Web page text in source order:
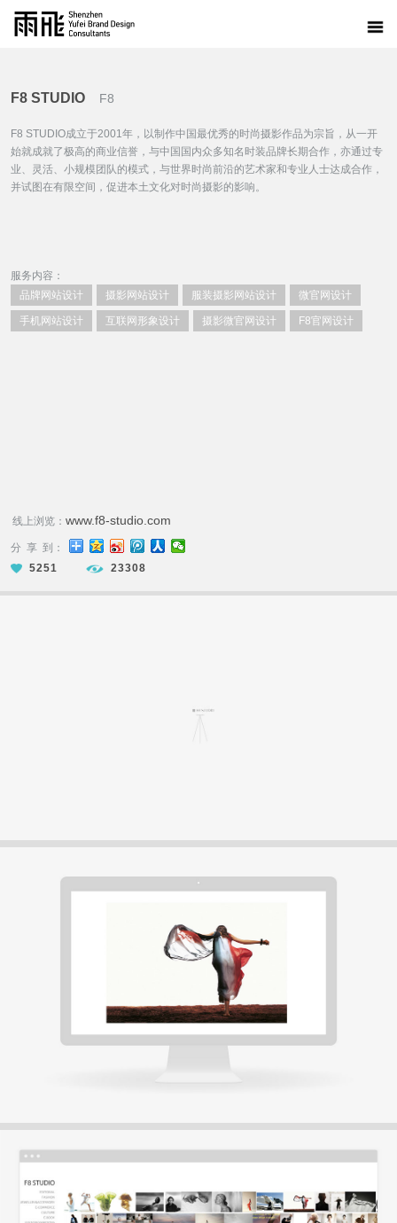
F8 STUDIO F8
F8 STUDIO成立于2001年，以制作中国最优秀的时尚摄影作品为宗旨，从一开
始就成就了极高的商业信誉，与中国国内众多知名时装品牌长期合作，亦通过专
业、灵活、小规模团队的模式，与世界时尚前沿的艺术家和专业人士达成合作，
并试图在有限空间，促进本土文化对时尚摄影的影响。
服务内容：
品牌网站设计
摄影网站设计 服装摄影网站设计 微官网设计
手机网站设计 互联网形象设计 摄影微官网设计 F8官网设计
线上浏览： www.f8-studio.com
分 享 到：
5251
23308